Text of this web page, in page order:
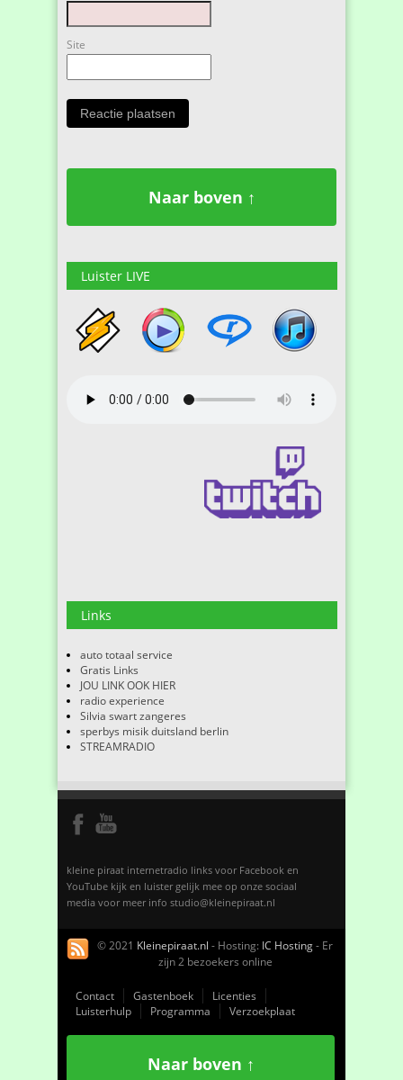
Site
Naar boven ↑
Luister LIVE
Links
auto totaal service
Gratis Links
JOU LINK OOK HIER
radio experience
Silvia swart zangeres
sperbys misik duitsland berlin
STREAMRADIO
kleine piraat internetradio links voor Facebook en
YouTube kijk en luister gelijk mee op onze sociaal
media voor meer info studio@kleinepiraat.nl
© 2021 Kleinepiraat.nl - Hosting: IC Hosting- Er
zijn 2 bezoekers online
Contact Gastenboek
Licenties
Luisterhulp
Programma Verzoekplaat
Naar boven ↑